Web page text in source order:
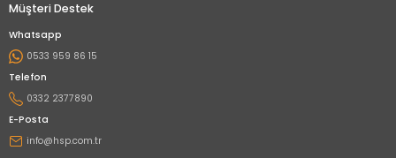
Müşteri Destek
Whatsapp
0533 959 86 15
Telefon
0332 2377890
E-Posta
info@hsp.com.tr